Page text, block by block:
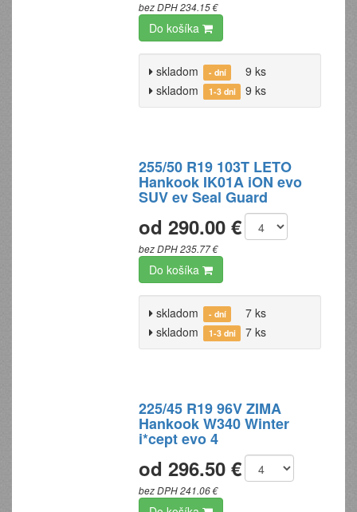
bez DPH 234.15 €
Do košíka
skladom - dní
9 ks
skladom
1-3 dni 9 ks
255/50 R19 103T LETO
Hankook IK01A iON evo
SUV ev Seal Guard
od 290.00 €
bez DPH 235.77 €
Do košíka
skladom - dní
7 ks
skladom
1-3 dni 7 ks
225/45 R19 96V ZIMA
Hankook W340 Winter
i*cept evo 4
od 296.50 €
bez DPH 241.06 €